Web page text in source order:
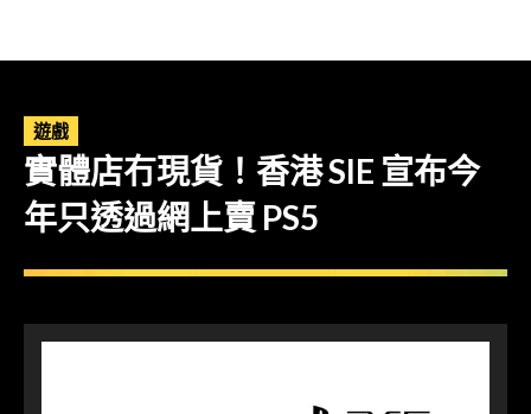
遊戲
實體店冇現貨！香港 SIE 宣布今
年只透過網上賣 PS5